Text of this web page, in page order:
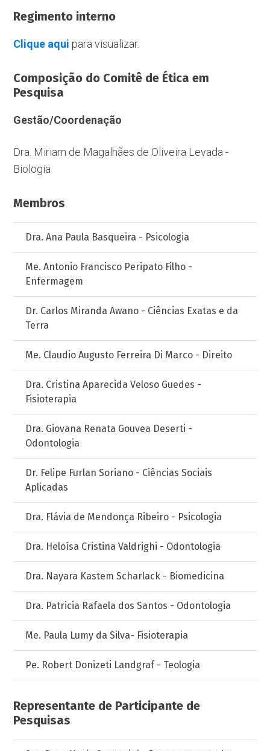
Regimento interno
Clique aqui para visualizar.
Composição do Comitê de Ética em
Pesquisa
Gestão/Coordenação
Dra. Miriam de Magalhães de Oliveira Levada -
Biologia
Membros
Dra. Ana Paula Basqueira - Psicologia
Me. Antonio Francisco Peripato Filho -
Enfermagem
Dr. Carlos Miranda Awano - Ciências Exatas e da
Terra
Me. Claudio Augusto Ferreira Di Marco - Direito
Dra. Cristina Aparecida Veloso Guedes -
Fisioterapia
Dra. Giovana Renata Gouvea Deserti -
Odontologia
Dr. Felipe Furlan Soriano - Ciências Sociais
Aplicadas
Dra. Flávia de Mendonça Ribeiro - Psicologia
Dra. Heloísa Cristina Valdrighi - Odontologia
Dra. Nayara Kastem Scharlack - Biomedicina
Dra. Patricia Rafaela dos Santos - Odontologia
Me. Paula Lumy da Silva- Fisioterapia
Pe. Robert Donizeti Landgraf - Teologia
Representante de Participante de
Pesquisas